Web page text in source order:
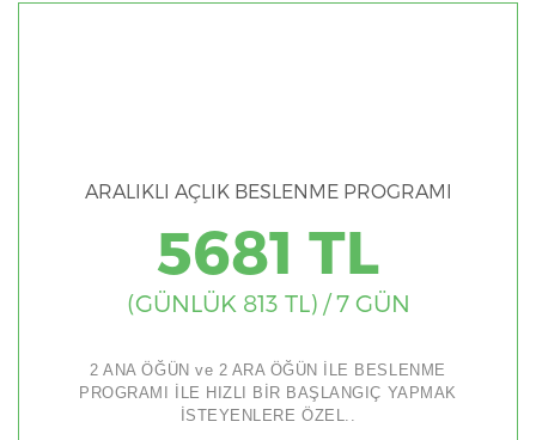
ARALIKLI AÇLIK BESLENME PROGRAMI
5681 TL
(GÜNLÜK 813 TL) / 7 GÜN
2 ANA ÖĞÜN ve 2 ARA ÖĞÜN İLE BESLENME
PROGRAMI İLE HIZLI BİR BAŞLANGIÇ YAPMAK
İSTEYENLERE ÖZEL..